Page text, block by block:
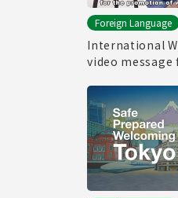
Foreign Language
International
video message